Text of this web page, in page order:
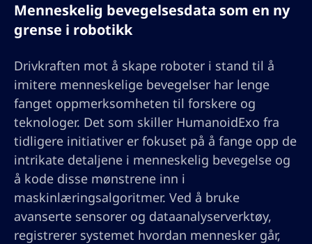
Menneskelig bevegelsesdata som en ny
grense i robotikk
Drivkraften mot å skape roboter i stand til å
imitere menneskelige bevegelser har lenge
fanget oppmerksomheten til forskere og
teknologer. Det som skiller HumanoidExo fra
tidligere initiativer er fokuset på å fange opp de
intrikate detaljene i menneskelig bevegelse og
å kode disse mønstrene inn i
maskinlæringsalgoritmer. Ved å bruke
avanserte sensorer og dataanalyserverktøy,
registrerer systemet hvordan mennesker går,